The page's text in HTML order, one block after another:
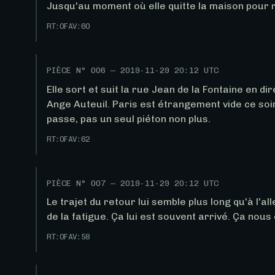
Jusqu'au moment où elle quitte la maison pour
RT:0FAV:60
PIÈCE N°006 —2019-11-29 20:12 UTC
Elle sort et suit la rue Jean de la Fontaine en
Ange Auteuil. Paris est étrangement vide ce
passe, pas un seul piéton non plus.
RT:0FAV:62
PIÈCE N°007 —2019-11-29 20:12 UTC
Le trajet du retour lui semble plus long qu'à
de la fatigue. Ça lui est souvent arrivé. Ça
RT:0FAV: 58